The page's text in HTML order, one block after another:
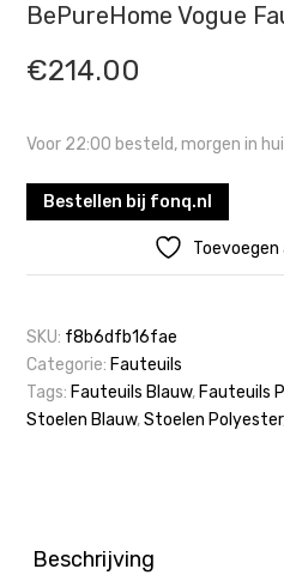
BePureHome Vogue
€214.00
Voor 22:00 besteld, morgen in
Bestellen bij fonq.nl
SKU: f8b6dfb16fae
Categorie: Fauteuils
Tags: Fauteuils Blauw, Fauteuils
Stoelen Blauw,Stoelen Polyester
Beschrijving